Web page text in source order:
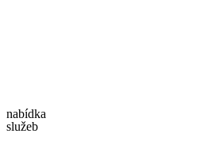
nabídka
služeb